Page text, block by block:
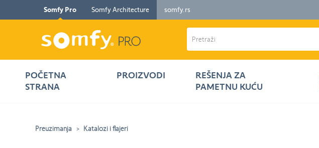
Somfy Pro Somfy Architecture somfy.rs
POČETNA
STRANA
PROIZVODI
REŠENJA ZA
PAMETNU KUĆU
Preuzimanja Katalozi i flajeri